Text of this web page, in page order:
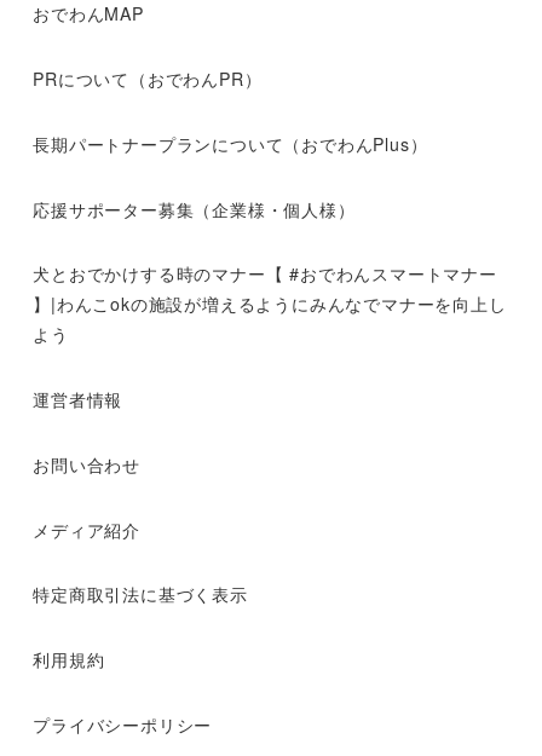
おでわんMAP
PRについて（おでわんPR）
長期パートナープランについて（おでわんPlus）
応援サポーター募集（企業様・個人様）
犬とおでかけする時のマナー【 #おでわんスマートマナー
】|わんこokの施設が増えるようにみんなでマナーを向上し
よう
運営者情報
お問い合わせ
メディア紹介
特定商取引法に基づく表示
利用規約
プライバシーポリシー